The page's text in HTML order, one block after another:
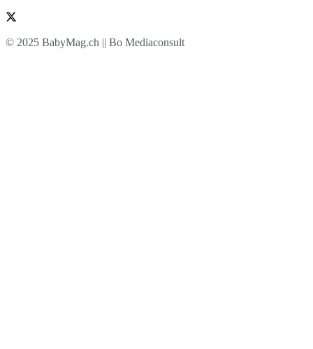
© 2025 BabyMag.ch || Bo Mediaconsult